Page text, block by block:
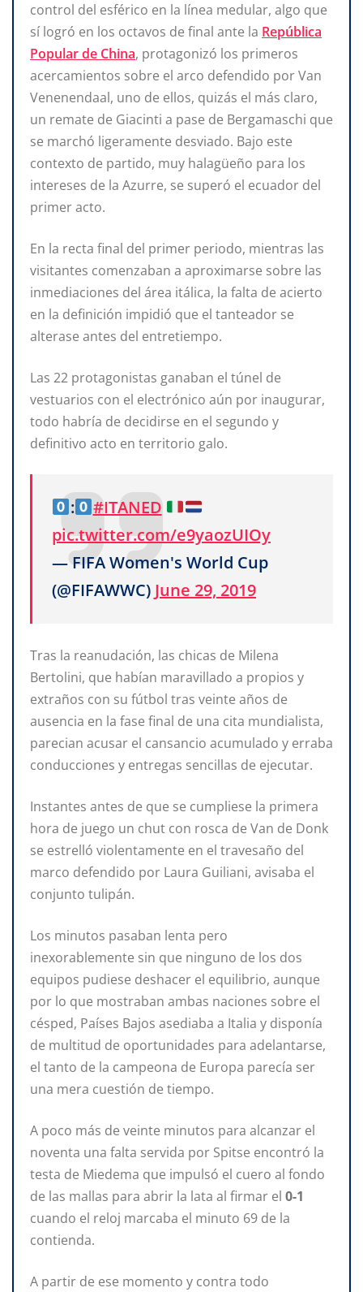
control del esférico en la línea medular, algo que
sí logró en los octavos de final ante la República
Popular de China, protagonizó los primeros
acercamientos sobre el arco defendido por Van
Venenendaal, uno de ellos, quizás el más claro,
un remate de Giacinti a pase de Bergamaschi que
se marchó ligeramente desviado. Bajo este
contexto de partido, muy halagüeño para los
intereses de la Azurre, se superó el ecuador del
primer acto.
En la recta final del primer periodo, mientras las
visitantes comenzaban a aproximarse sobre las
inmediaciones del área itálica, la falta de acierto
en la definición impidió que el tanteador se
alterase antes del entretiempo.
Las 22 protagonistas ganaban el túnel de
vestuarios con el electrónico aún por inaugurar,
todo habría de decidirse en el segundo y
definitivo acto en territorio galo.
:
#ITANED
pic.twitter.com/e9yaozUIOy
— FIFA Women's World Cup
(@FIFAWWC) June 29, 2019
Tras la reanudación, las chicas de Milena
Bertolini, que habían maravillado a propios y
extraños con su fútbol tras veinte años de
ausencia en la fase final de una cita mundialista,
parecian acusar el cansancio acumulado y erraba
conducciones y entregas sencillas de ejecutar.
Instantes antes de que se cumpliese la primera
hora de juego un chut con rosca de Van de Donk
se estrelló violentamente en el travesaño del
marco defendido por Laura Guiliani, avisaba el
conjunto tulipán.
Los minutos pasaban lenta pero
inexorablemente sin que ninguno de los dos
equipos pudiese deshacer el equilibrio, aunque
por lo que mostraban ambas naciones sobre el
césped, Países Bajos asediaba a Italia y disponía
de multitud de oportunidades para adelantarse,
el tanto de la campeona de Europa parecía ser
una mera cuestión de tiempo.
A poco más de veinte minutos para alcanzar el
noventa una falta servida por Spitse encontró la
testa de Miedema que impulsó el cuero al fondo
de las mallas para abrir la lata al firmar el 0-1
cuando el reloj marcaba el minuto 69 de la
contienda.
A partir de ese momento y contra todo